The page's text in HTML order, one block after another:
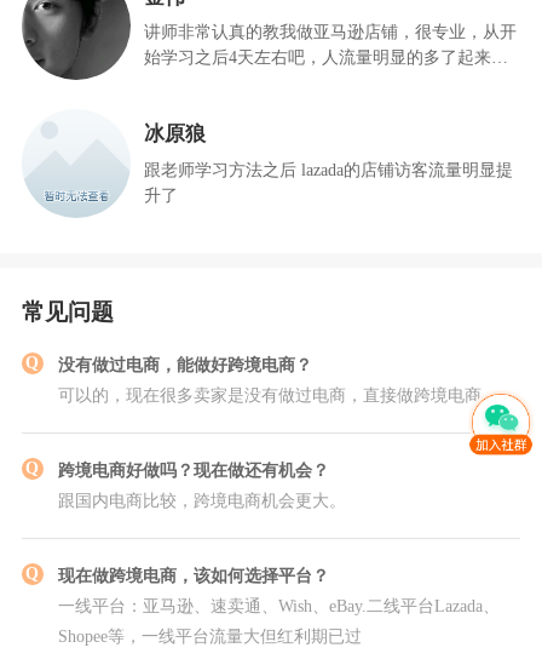
讲师非常认真的教我做亚马逊店铺，很专业，从开
始学习之后4天左右吧，人流量明显的多了起来，
冰原狼
跟老师学习方法之后 lazada的店铺访客流量明显提
升了
常见问题
没有做过电商，能做好跨境电商？
可以的，现在很多卖家是没有做过电商，直接做跨境电商
跨境电商好做吗？现在做还有机会？
跟国内电商比较， 跨境电商机会更大。
现在做跨境电商，该如何选择平台？
一线平台：亚马逊、速卖通、Wish、eBay.二线平台Lazada、
Shopee等，一线平台流量大但红利期已过